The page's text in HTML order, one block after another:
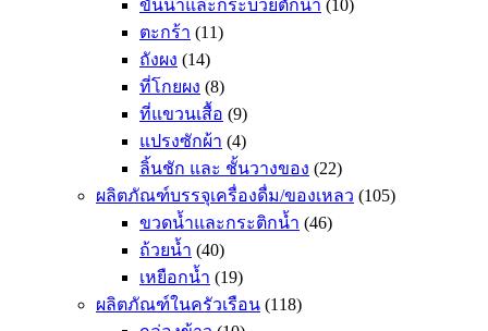
ขันน้ำและกระบวยตักน้ำ (10)
ตะกร้า (11)
ถังผง (14)
ที่โกยผง (8)
ที่แขวนเสื้อ (9)
แปรงซักผ้า (4)
ลิ้นชัก และ ชั้นวางของ (22)
ผลิตภัณฑ์บรรจุเครื่องดื่ม/ของเหลว (105)
ขวดน้ำและกระติกน้ำ (46)
ถ้วยน้ำ (40)
เหยือกน้ำ (19)
ผลิตภัณฑ์ในครัวเรือน (118)